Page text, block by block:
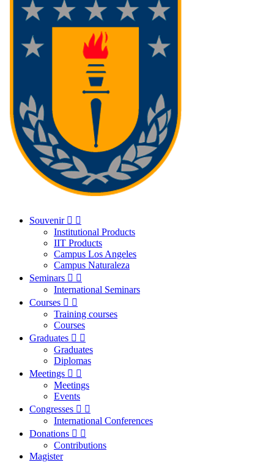
Souvenir  
Institutional Products
IIT Products
Campus Los Angeles
Campus Naturaleza
Seminars  
International Seminars
Courses  
Training courses
Courses
Graduates  
Graduates
Diplomas
Meetings  
Meetings
Events
Congresses  
International Conferences
Donations  
Contributions
Magister